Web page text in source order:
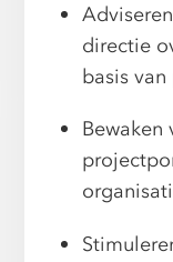
directie
basis
Bewaken